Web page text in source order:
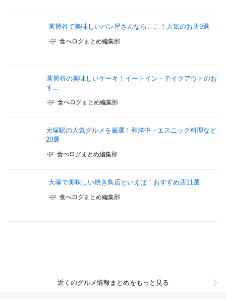
茗荷谷で美味しいパン屋さんならここ！人気のお店9選
食べログまとめ編集部
茗荷谷の美味しいケーキ！イートイン・テイクアウトのお
す...
食べログまとめ編集部
大塚駅の人気グルメを厳選！和洋中・エスニック料理など
20選
食べログまとめ編集部
大塚で美味しい焼き鳥店といえば！おすすめ店11選
食べログまとめ編集部
近くのグルメ情報まとめをもっと見る